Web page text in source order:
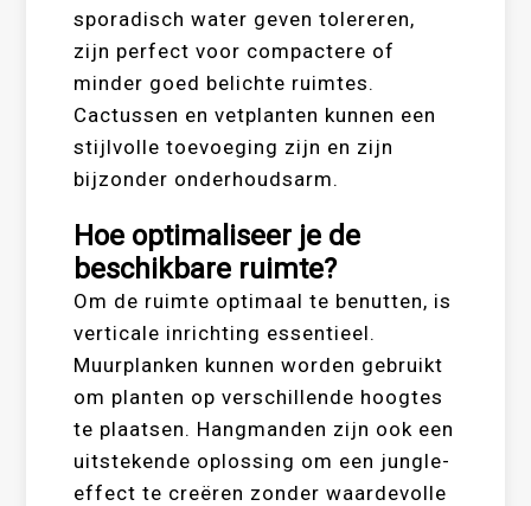
sporadisch water geven tolereren,
zijn perfect voor compactere of
minder goed belichte ruimtes.
Cactussen en vetplanten kunnen een
stijlvolle toevoeging zijn en zijn
bijzonder onderhoudsarm.
Hoe optimaliseer je de
beschikbare ruimte?
Om de ruimte optimaal te benutten, is
verticale inrichting essentieel.
Muurplanken kunnen worden gebruikt
om planten op verschillende hoogtes
te plaatsen. Hangmanden zijn ook een
uitstekende oplossing om een jungle-
effect te creëren zonder waardevolle